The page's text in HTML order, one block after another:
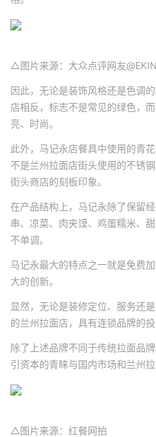
△图片来源：大众点评网友
因此，无论是装饰风格还是色调
店相反，标志不是常见的绿色，
亮、时尚。
此外，马记永店餐具中使用的青
不是兰州拉面店街头使用的不锈
街头商店的刻板印象。
在产品结构上，马记永除了保留
串、凉菜、肉夹馍、鸡蛋糯米、
不单调。
马记永最大的特点之一就是免费
大的创新。
显然，无论是装修定位、服务还
的兰州拉面店，具有连锁品牌的投
除了上述品牌不同于传统拉面品
引资本的青睐与国内市场和兰州拉
△图片来源：红餐网拍